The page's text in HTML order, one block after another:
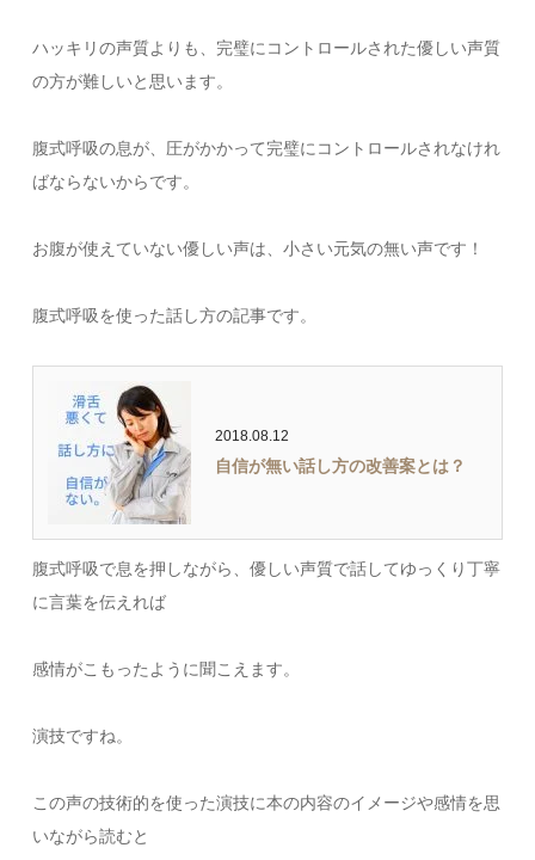
ハッキリの声質よりも、完璧にコントロールされた優しい声質
の方が難しいと思います。
腹式呼吸の息が、圧がかかって完璧にコントロールされなけれ
ばならないからです。
お腹が使えていない優しい声は、小さい元気の無い声です！
腹式呼吸を使った話し方の記事です。
2018.08.12
自信が無い話し方の改善案とは？
腹式呼吸で息を押しながら、優しい声質で話してゆっくり丁寧
に言葉を伝えれば
感情がこもったように聞こえます。
演技ですね。
この声の技術的を使った演技に本の内容のイメージや感情を思
いながら読むと